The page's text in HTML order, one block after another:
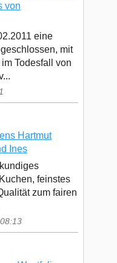
von
eine
mit
Todesfall von
Hartmut
Ines
feinstes
zum fairen